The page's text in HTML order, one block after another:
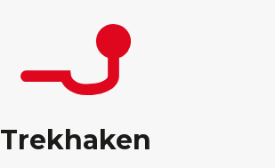
Trekhaken